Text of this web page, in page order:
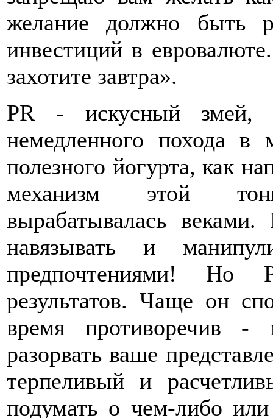
желание должно быть
инвестиций в
захотите завтра».
PR - искусный змей,
немедленного похода в
полезного йогурта, как
механизм этой
вырабатывалась
навязывать и
предпочтениями!
результатов. Чаще он
время противоречив
разорвать ваше
терпеливый и
подумать о чем-либо